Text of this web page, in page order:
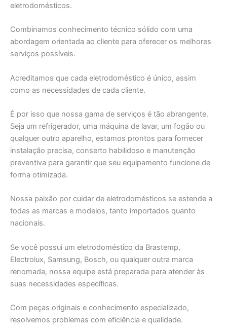
eletrodomésticos.
Combinamos conhecimento técnico sólido com uma
abordagem orientada ao cliente para oferecer os melhores
serviços possíveis.
Acreditamos que cada eletrodoméstico é único, assim
como as necessidades de cada cliente.
É por isso que nossa gama de serviços é tão abrangente.
Seja um refrigerador, uma máquina de lavar, um fogão ou
qualquer outro aparelho, estamos prontos para fornecer
instalação precisa, conserto habilidoso e manutenção
preventiva para garantir que seu equipamento funcione de
forma otimizada.
Nossa paixão por cuidar de eletrodomésticos se estende a
todas as marcas e modelos, tanto importados quanto
nacionais.
Se você possui um eletrodoméstico da Brastemp,
Electrolux, Samsung, Bosch, ou qualquer outra marca
renomada, nossa equipe está preparada para atender às
suas necessidades específicas.
Com peças originais e conhecimento especializado,
resolvemos problemas com eficiência e qualidade.